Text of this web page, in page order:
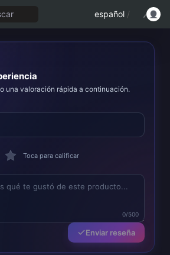
español /
una valoración rápida a continuación.
Toca para calificar
0/500
Enviar reseña